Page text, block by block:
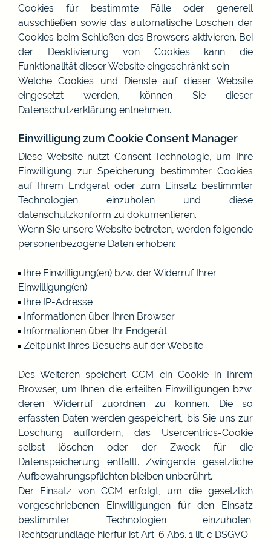
Cookies für bestimmte Fälle oder generell
ausschließen sowie das automatische Löschen der
Cookies beim Schließen des Browsers aktivieren. Bei
der Deaktivierung von Cookies kann die
Funktionalität dieser Website eingeschränkt sein.
Welche Cookies und Dienste auf dieser Website
eingesetzt werden, können Sie dieser
Datenschutzerklärung entnehmen.
Einwilligung zum Cookie Consent Manager
Diese Website nutzt Consent-Technologie, um Ihre
Einwilligung zur Speicherung bestimmter Cookies
auf Ihrem Endgerät oder zum Einsatz bestimmter
Technologien einzuholen und diese
datenschutzkonform zu dokumentieren.
Wenn Sie unsere Website betreten, werden folgende
personenbezogene Daten erhoben:
Ihre Einwilligung(en) bzw. der Widerruf Ihrer
Einwilligung(en)
Ihre IP-Adresse
Informationen über Ihren Browser
Informationen über Ihr Endgerät
Zeitpunkt Ihres Besuchs auf der Website
Des Weiteren speichert CCM ein Cookie in Ihrem
Browser, um Ihnen die erteilten Einwilligungen bzw.
deren Widerruf zuordnen zu können. Die so
erfassten Daten werden gespeichert, bis Sie uns zur
Löschung auffordern, das Usercentrics-Cookie
selbst löschen oder der Zweck für die
Datenspeicherung entfällt. Zwingende gesetzliche
Aufbewahrungspflichten bleiben unberührt.
Der Einsatz von CCM erfolgt, um die gesetzlich
vorgeschriebenen Einwilligungen für den Einsatz
bestimmter Technologien einzuholen.
Rechtsgrundlage hierfür ist Art. 6 Abs. 1 lit. c DSGVO.